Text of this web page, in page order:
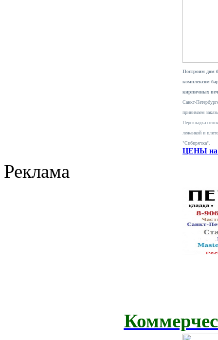
Построим дом
комплексом
кирпичных
Санкт-
принимаем
Перекладка
лежанкой и
"Сибирячка".
ЦЕНЫ на
Реклама